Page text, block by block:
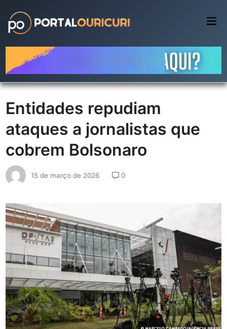
content
Entidades repudiam
ataques a jornalistas que
cobrem Bolsonaro
15 de março de 2026 0